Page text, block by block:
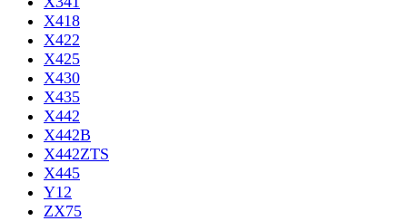
X418
X422
X425
X430
X435
X442
X442B
X442ZTS
X445
Y12
ZX75